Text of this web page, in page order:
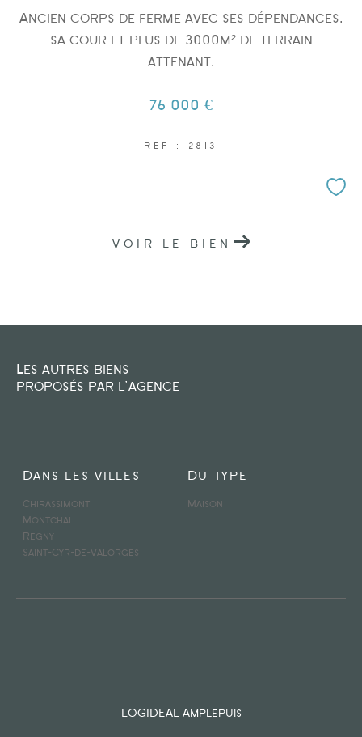
Ancien corps de ferme avec ses dépendances,
sa cour et plus de 3000m² de terrain
attenant.
76 000 €
REF : 2813
VOIR LE BIEN
Les autres biens
proposés par l'agence
Dans les villes
Chirassimont
Montchal
Regny
Saint-Cyr-de-Valorges
Du type
Maison
LOGIDEAL Amplepuis
AFFINER LES CRITÈRES
COUPS DE COEUR
RECHERCHER